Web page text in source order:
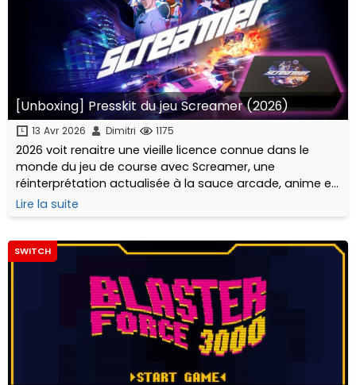
[Unboxing] Presskit du jeu Screamer (2026)
13 Avr 2026 Dimitri 1175
2026 voit renaitre une vieille licence connue dans le
monde du jeu de course avec Screamer, une
réinterprétation actualisée à la sauce arcade, anime et
cyberpunk proposant une nouvelle façon de jouer.
Lire la suite
SWITCH